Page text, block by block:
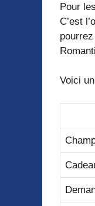
Pour
C’est
Voici